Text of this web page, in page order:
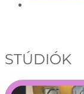
STÚDIÓK